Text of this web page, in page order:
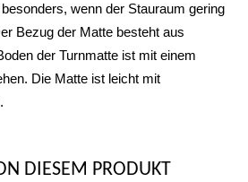
wenn der Stauraum gering
Bezug der Matte besteht aus
der Turnmatte ist mit einem
Die Matte ist leicht mit
DIESEM PRODUKT